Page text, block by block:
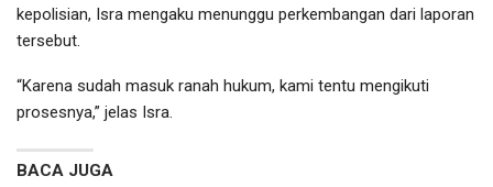
kepolisian, Isra mengaku menunggu perkembangan dari laporan
tersebut.
“Karena sudah masuk ranah hukum, kami tentu mengikuti
prosesnya,” jelas Isra.
BACA JUGA